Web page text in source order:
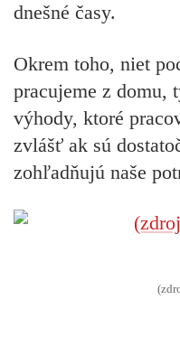
dnešné časy.
Okrem toho, niet
pracujeme z domu,
výhody, ktoré
zvlášť ak sú
zohľadňujú naše